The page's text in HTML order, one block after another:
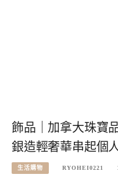
飾品｜加拿大珠寶
銀造輕奢華串起個
生活購物 RYOHEI0221